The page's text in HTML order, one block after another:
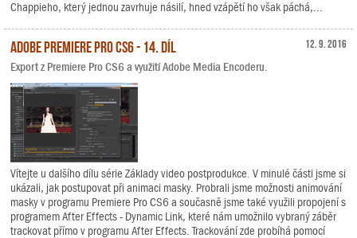
Chappieho, který jednou zavrhuje násilí, hned vzápětí ho však páchá,...
12. 9. 2016
Adobe Premiere Pro CS6 - 14. díl
Export z Premiere Pro CS6 a využití Adobe Media Encoderu.
Vítejte u dalšího dílu série Základy video postprodukce. V minulé části jsme si
ukázali, jak postupovat při animaci masky. Probrali jsme možnosti animování
masky v programu Premiere Pro CS6 a současně jsme také využili propojení s
programem After Effects - Dynamic Link, které nám umožnilo vybraný záběr
trackovat přímo v programu After Effects. Trackování zde probíhá pomocí